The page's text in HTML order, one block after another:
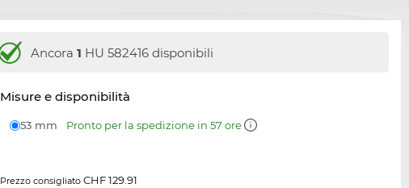
Ancora1 HU 582416 disponibili
Misure e disponibilità
53 mm Pronto per la spedizione in 57 ore
Prezzo consigliatoCHF 129.91